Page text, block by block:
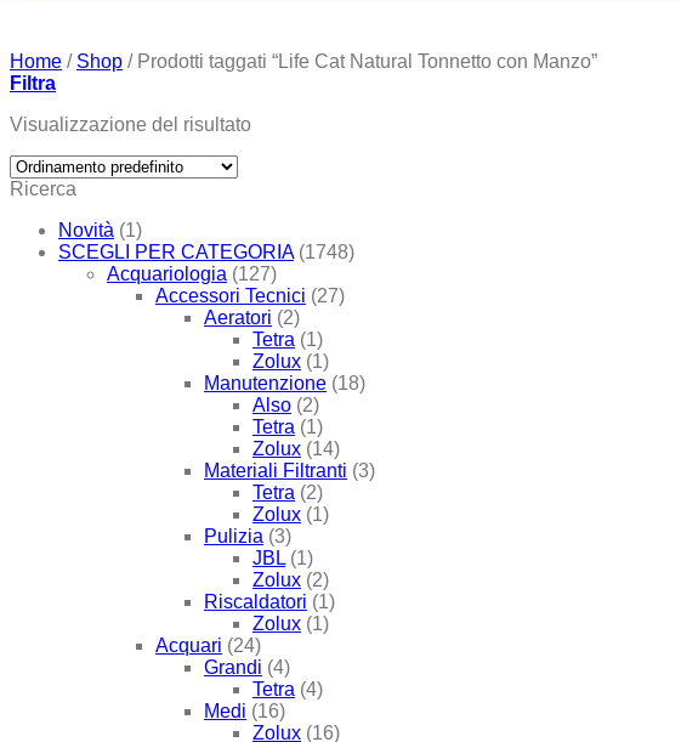
Home / Shop /Prodotti taggati “Life Cat Natural Tonnetto con Manzo”
Filtra
Visualizzazione del risultato
Ricerca
Novità (1)
SCEGLI PER CATEGORIA (1748)
Acquariologia (127)
Accessori Tecnici (27)
Aeratori (2)
Tetra (1)
Zolux (1)
Manutenzione (18)
Also (2)
Tetra (1)
Zolux (14)
Materiali Filtranti (3)
Tetra (2)
Zolux (1)
Pulizia (3)
JBL (1)
Zolux (2)
Riscaldatori (1)
Zolux (1)
Acquari (24)
Grandi (4)
Tetra (4)
Medi (16)
Zolux (16)